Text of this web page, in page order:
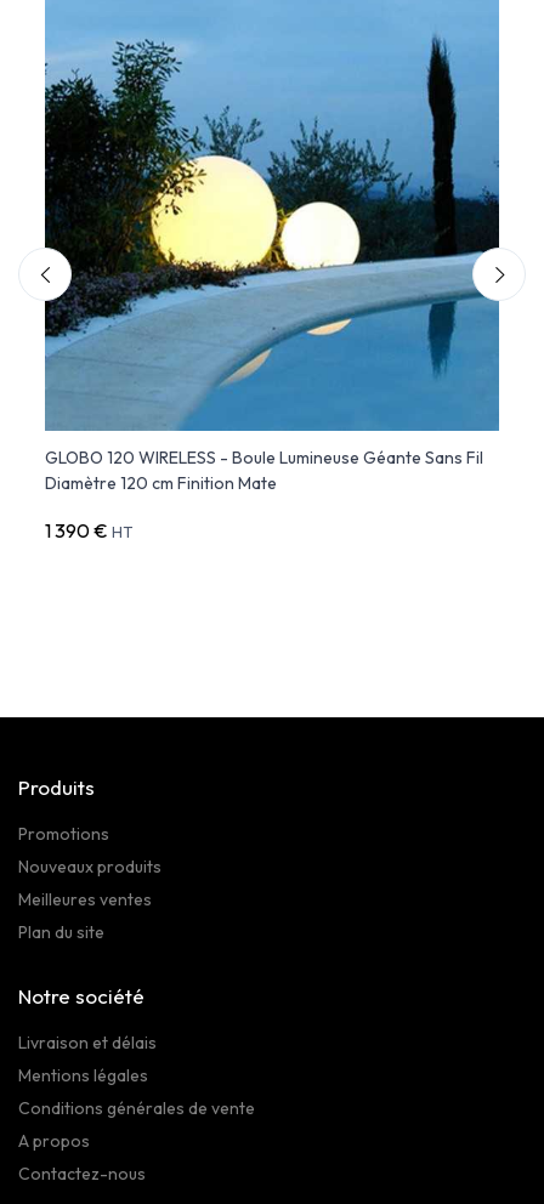
GLOBO 120 WIRELESS - Boule Lumineuse Géante Sans Fil
Diamètre 120 cm Finition Mate
1 390 € HT
Produits
Promotions
Nouveaux produits
Meilleures ventes
Plan du site
Notre société
Livraison et délais
Mentions légales
Conditions générales de vente
A propos
Contactez-nous